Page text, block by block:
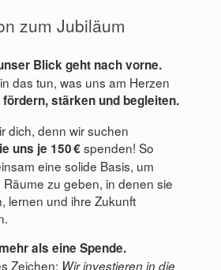
zum Jubiläum
Blick geht nach vorne.
das tun, was uns am Herzen
stärken und begleiten.
dich, denn wir suchen
uns je 150 €spenden! So
eine solide Basis, um
zu geben, in denen sie
lernen und ihre Zukunft
als eine Spende.
Zeichen: Wir investieren in die